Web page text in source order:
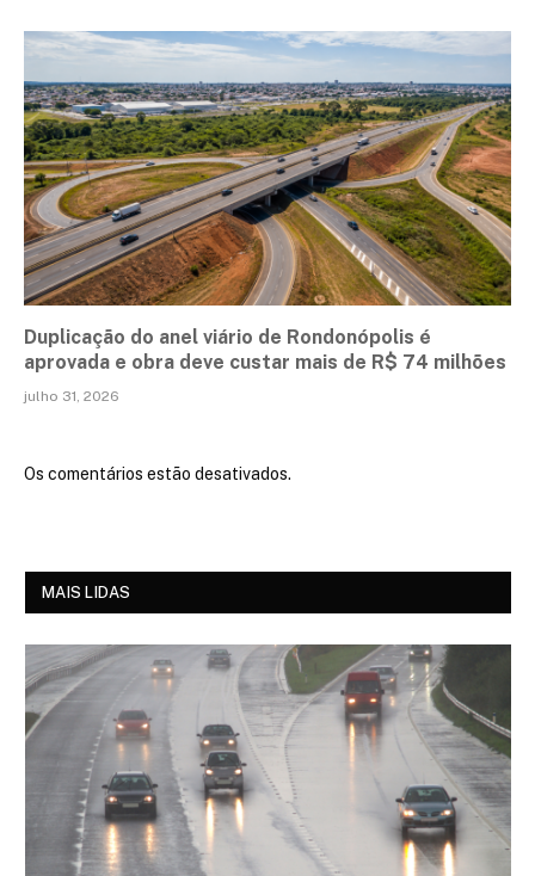
Duplicação do anel viário de Rondonópolis é
aprovada e obra deve custar mais de R$ 74 milhões
julho 31, 2026
Os comentários estão desativados.
MAIS LIDAS